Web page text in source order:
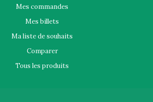
Mes commandes
Mes billets
Ma liste de souhaits
Comparer
Tous les produits